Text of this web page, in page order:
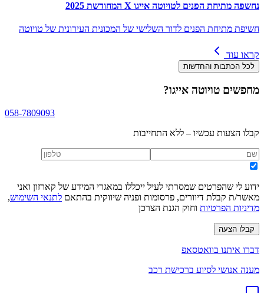
נחשפה מתיחת הפנים לטויוטה אייגו X המחודשת 2025
חשיפת מתיחת הפנים לדור השלישי של המכונית העירונית של טויוטה
קראו עוד
לכל הכתבות והחדשות
מחפשים טויוטה אייגו?
058-7809093
קבלו הצעות עכשיו – ללא התחייבות
ידוע לי שהפרטים שמסרתי לעיל ייכללו במאגרי המידע של קארזון ואני
מאשר/ת קבלת דיוורים, פרסומות ופניה שיווקית בהתאם לתנאי השימוש,
מדיניות הפרטיות וחוק הגנת הצרכן
קבלו הצעה
דברו איתנו בוואטסאפ
מענה אנושי לסיוע ברכישת רכב